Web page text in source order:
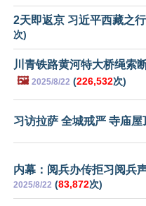
2天即返京 习近平西藏之
次)
川青铁路黄河特大桥绳索
🖼️ 2025/8/22 (226,532次)
习访拉萨 全城戒严 寺庙屋
内幕：阅兵办传拒习阅兵
2025/8/22 (83,872次)